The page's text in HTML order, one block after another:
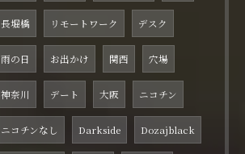
長堀橋 リモートワーク デスク
雨の日 お出かけ 関西 穴場
神奈川 デート 大阪 ニコチン
ニコチンなし Darkside Dozajblack